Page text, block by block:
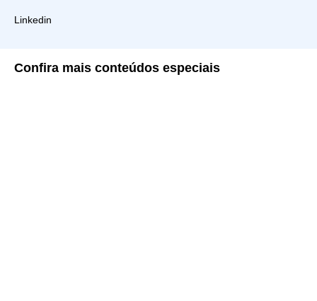
Linkedin
Confira mais conteúdos especiais